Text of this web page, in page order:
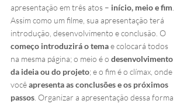
apresentação em três atos – início, meio e fim
Assim como um filme, sua apresentação terá
introdução, desenvolvimento e conclusão. O
começo introduzirá o tema e colocará todos
na mesma página; o meio é o desenvolvimento
da ideia ou do projeto; e o fim é o clímax, onde
você apresenta as conclusões e os próximos
passos . Organizar a apresentação dessa forma